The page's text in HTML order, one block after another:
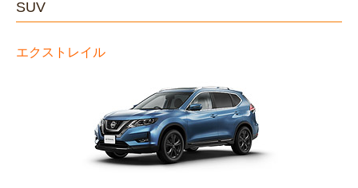
SUV
エクストレイル